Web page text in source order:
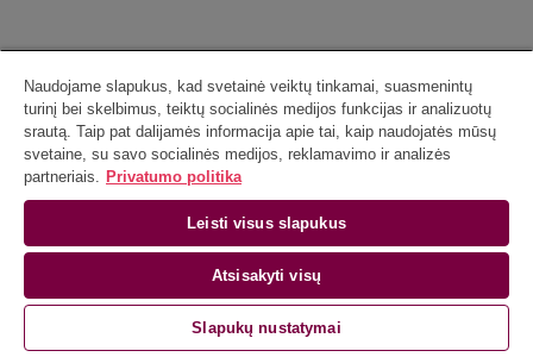
Naudojame slapukus, kad svetainė veiktų tinkamai, suasmenintų
turinį bei skelbimus, teiktų socialinės medijos funkcijas ir analizuotų
srautą. Taip pat dalijamės informacija apie tai, kaip naudojatės mūsų
svetaine, su savo socialinės medijos, reklamavimo ir analizės
partneriais. Privatumo politika
Leisti visus slapukus
Atsisakyti visų
Slapukų nustatymai